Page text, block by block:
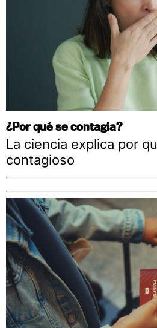
¿Por qué se contagia?
La ciencia explica por
contagioso